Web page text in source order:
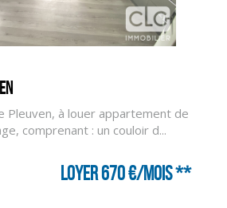
ICI POUR AGRANDIR
Pleuven, à louer appartement de
comprenant : un couloir d...
Loyer 670 €/mois**